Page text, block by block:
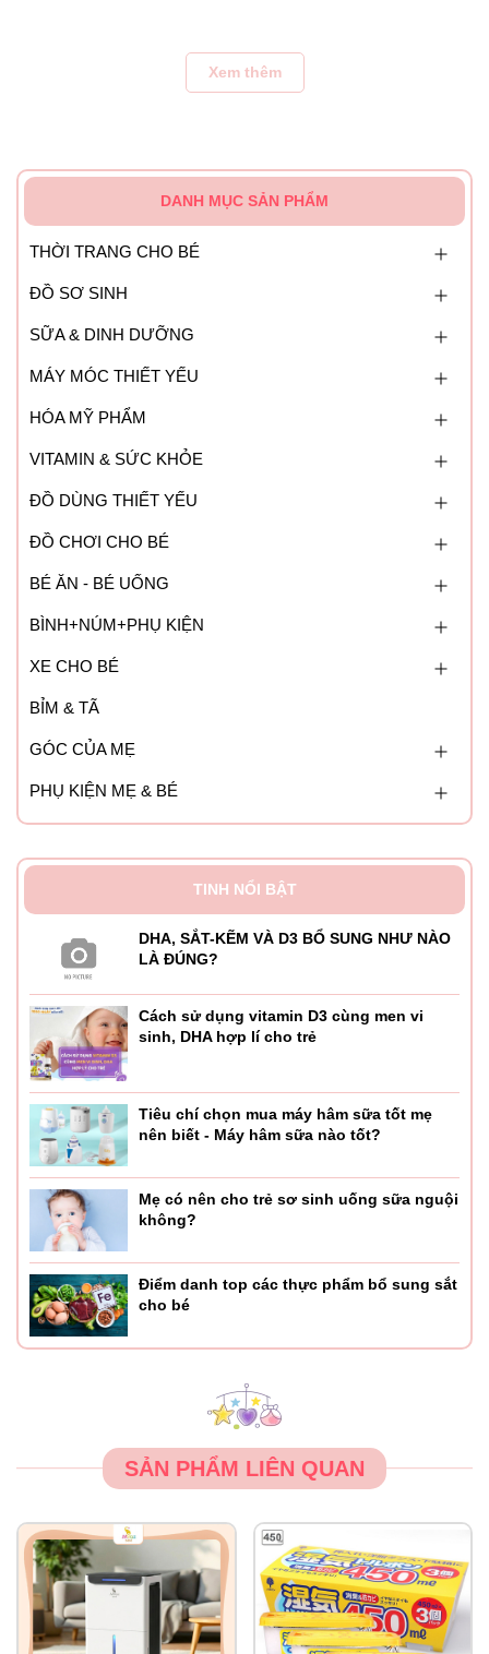
độ ẩm tự nhiên vào không khí, đảm bảo sức khỏe cả gia
- Bước 1: Các mẹ hãy đổ nước sạch kèm vài giọt tinh dầu
vào phần chứa nước của máy
- Bước 3: tận hưởng hương thơm dịu nhẹ từ tinh dầu và
Xem thêm
DANH MỤC SẢN PHẨM
THỜI TRANG CHO BÉ
ĐỒ SƠ SINH
SỮA & DINH DƯỠNG
MÁY MÓC THIẾT YẾU
HÓA MỸ PHẨM
VITAMIN & SỨC KHỎE
ĐỒ DÙNG THIẾT YẾU
ĐỒ CHƠI CHO BÉ
BÉ ĂN - BÉ UỐNG
BÌNH+NÚM+PHỤ KIỆN
XE CHO BÉ
BỈM & TÃ
GÓC CỦA MẸ
PHỤ KIỆN MẸ & BÉ
TINH NỔI BẬT
DHA, SẮT-KẼM VÀ D3 BỔ SUNG NHƯ NÀO
LÀ ĐÚNG?
Cách sử dụng vitamin D3 cùng men vi
sinh, DHA hợp lí cho trẻ
Tiêu chí chọn mua máy hâm sữa tốt mẹ
nên biết - Máy hâm sữa nào tốt?
Mẹ có nên cho trẻ sơ sinh uống sữa nguội
không?
Điểm danh top các thực phẩm bổ sung sắt
cho bé
SẢN PHẨM LIÊN QUAN